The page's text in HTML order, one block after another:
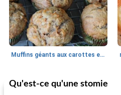
Muffins géants aux carottes et à la banane de Nif
30min
Marques de confiance: recettes et
astuces
Qu'est-ce qu'une stomie